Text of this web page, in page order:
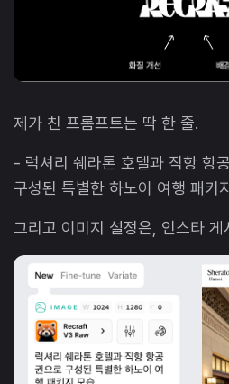
제가 친 프롬프트는 딱 한 줄.
- 럭셔리 쉐라톤 호텔과 직항 항
구성된 특별한 하노이 여행 패키
그리고 이미지 설정은, 인스타